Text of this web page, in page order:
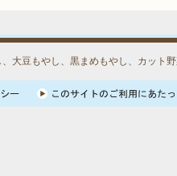
大豆もやし、黒まめもやし、カット